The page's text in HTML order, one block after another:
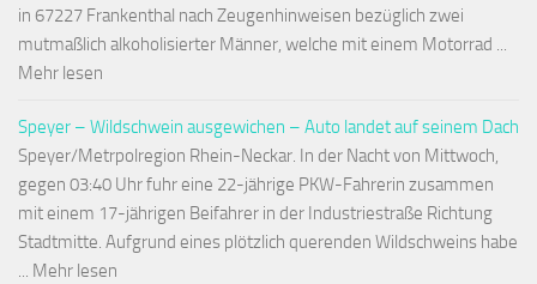
in 67227 Frankenthal nach Zeugenhinweisen bezüglich zwei
mutmaßlich alkoholisierter Männer, welche mit einem Motorrad ...
Mehr lesen
Speyer – Wildschwein ausgewichen – Auto landet auf seinem Dach
Speyer/Metrpolregion Rhein-Neckar. In der Nacht von Mittwoch,
gegen 03:40 Uhr fuhr eine 22-jährige PKW-Fahrerin zusammen
mit einem 17-jährigen Beifahrer in der Industriestraße Richtung
Stadtmitte. Aufgrund eines plötzlich querenden Wildschweins habe
... Mehr lesen